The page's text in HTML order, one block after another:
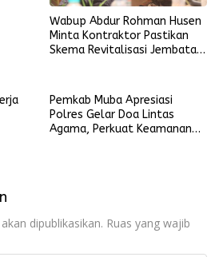
Wabup Abdur Rohman Husen
Minta Kontraktor Pastikan
Skema Revitalisasi Jembatan
Pemkab Muba Apresiasi
Polres Gelar Doa Lintas
Agama, Perkuat Keamanan
dipublikasikan. Ruas yang wajib